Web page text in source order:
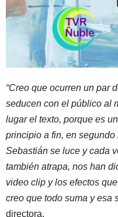
“Creo que ocurren un par
seducen con el público al
lugar el texto, porque es
principio a fin, en
Sebastián se luce y cada
también atrapa, nos han
video clip y los efectos
creo que todo suma y esa
directora.